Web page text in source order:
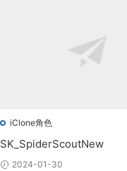
iClone角色
SK_SpiderScoutNew
2024-01-30